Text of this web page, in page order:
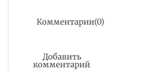
Комментарии(0)
Добавить
комментарий